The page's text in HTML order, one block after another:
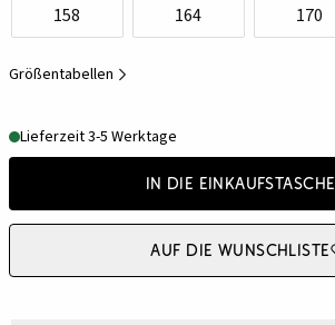
158 164 170
Größentabellen
Lieferzeit 3-5 Werktage
In die Einkaufstasche
Auf die Wunschliste